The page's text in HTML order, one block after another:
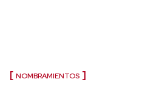
NOMBRAMIENTOS